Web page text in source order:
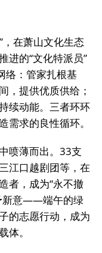
，在萧山文化生态
进的“文化特派员”
络：管家扎根基
，提供优质供给；
续动能。三者环环
需求的良性循环。
喷薄而出。33支
江口越剧团等，在
者，成为“永不撤
新意——端午的绿
的志愿行动，成为
体。